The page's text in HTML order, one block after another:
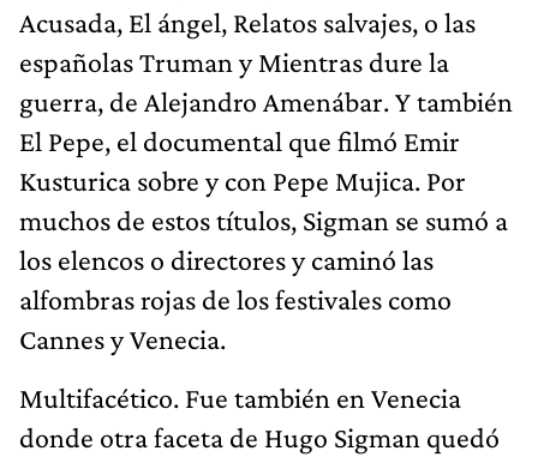
Acusada, El ángel, Relatos salvajes, o las
españolas Truman y Mientras dure la
guerra, de Alejandro Amenábar. Y también
El Pepe, el documental que filmó Emir
Kusturica sobre y con Pepe Mujica. Por
muchos de estos títulos, Sigman se sumó a
los elencos o directores y caminó las
alfombras rojas de los festivales como
Cannes y Venecia.
Multifacético. Fue también en Venecia
donde otra faceta de Hugo Sigman quedó